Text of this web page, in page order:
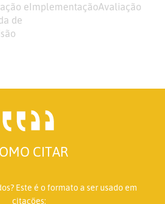
e
de
ImplementaçãoAvaliação
CITAR
Este é o formato a ser usado em
citações: